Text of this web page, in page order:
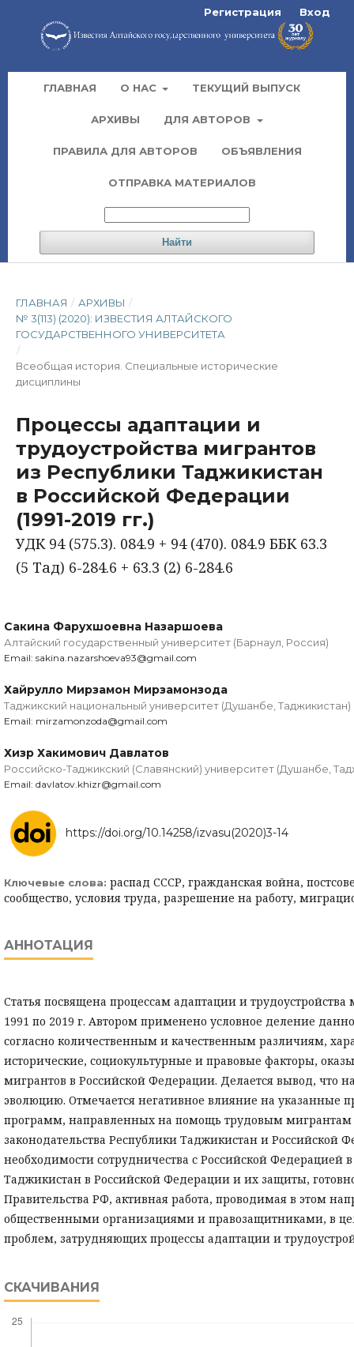
ГЛАВНАЯ О НАС ТЕКУЩИЙ ВЫПУСК
АРХИВЫ ДЛЯ АВТОРОВ
ПРАВИЛА ДЛЯ АВТОРОВ ОБЪЯВЛЕНИЯ
ОТПРАВКА МАТЕРИАЛОВ
Найти
Регистрация Вход
ГЛАВНАЯ / АРХИВЫ /
№ 3(113) (2020): ИЗВЕСТИЯ АЛТАЙСКОГО
ГОСУДАРСТВЕННОГО УНИВЕРСИТЕТА
/
Всеобщая история. Специальные исторические
дисциплины
Процессы адаптации и
трудоустройства мигрантов
из Республики Таджикистан
в Российской Федерации
(1991-2019 гг.)
УДК 94 (575.3). 084.9 + 94 (470). 084.9 ББК 63.3
(5 Тад) 6-284.6 + 63.3 (2) 6-284.6
Сакина Фарухшоевна Назаршоева
Алтайский государственный университет (Барнаул, Россия)
Email: sakina.nazarshoeva93@gmail.com
Хайрулло Мирзамон Мирзамонзода
Таджикский национальный университет (Душанбе, Таджикистан)
Email: mirzamonzoda@gmail.com
Хизр Хакимович Давлатов
Российско-Таджикский (Славянский) университет (Душанбе,
Email: davlatov.khizr@gmail.com
https://doi.org/10.14258/izvasu(2020)3-14
Ключевые слова: распад СССР, гражданская война,
сообщество, условия труда, разрешение на работу,
АННОТАЦИЯ
Статья посвящена процессам адаптации и
1991 по 2019 г. Автором применено условное деление
согласно количественным и качественным различиям,
исторические, социокультурные и правовые факторы,
мигрантов в Российской Федерации. Делается вывод,
эволюцию. Отмечается негативное влияние на указанные
программ, направленных на помощь трудовым
законодательства Республики Таджикистан и
необходимости сотрудничества с Российской Федерацией
Таджикистан в Российской Федерации и их защиты,
Правительства РФ, активная работа, проводимая в этом
общественными организациями и правозащитниками, в
проблем, затрудняющих процессы адаптации и
СКАЧИВАНИЯ